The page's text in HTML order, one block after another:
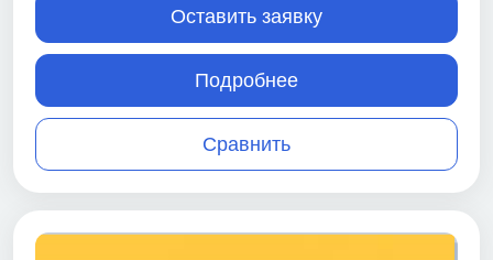
Сравнить
Оставить заявку
Подробнее